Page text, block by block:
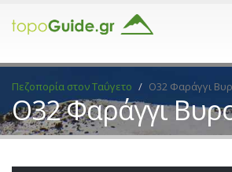
Πεζοπορία στον Ταΰγετο O32 Φαράγγι
O32 Φαράγγι